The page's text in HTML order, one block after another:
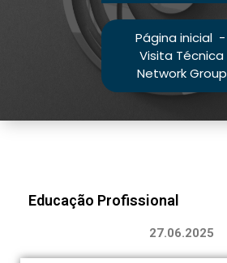
Página inicial-
Visita Técnica
Network Group
Educação Profissional
27.06.2025